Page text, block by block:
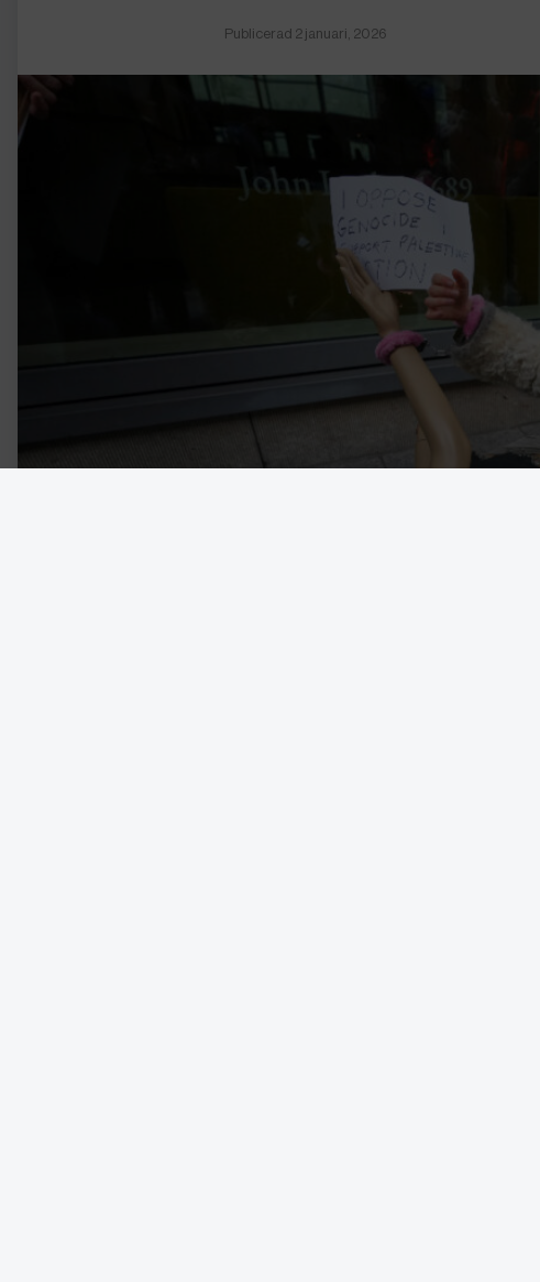
Publicerad 2 januari, 2026